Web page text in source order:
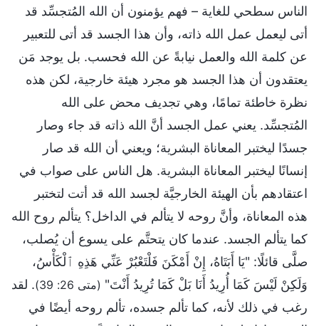
الناس سطحي للغاية – فهم يؤمنون أن الله المُتجسِّد قد
أتى ليعمل عمل الله ذاته، وأن هذا الجسد قد أتى للتعبير
عن كلمة الله والعمل نيابةً عن الله فحسب. بل يوجد مَن
يعتقدون أن هذا الجسد هو مجرد هيئة خارجية، لكن هذه
نظرة خاطئة تمامًا، وهي تجديف محض على الله
المُتجسِّد. يعني عمل الجسد أنَّ الله ذاته قد جاء وصار
جسدًا ليختبر المعاناة البشرية؛ ويعني أن الله قد صار
إنسانًا ليختبر المعاناة البشرية. هل الناس على صواب في
اعتقادهم بأن الهيئة الخارجيَّة لجسد الله قد أتت لتختبر
هذه المعاناة، وأنَّ روحه لا يتألم في الداخل؟ يتألم روح الله
كما يتألم الجسد. عندما كان يتحتَّم على يسوع أن يُصلب،
صلَّى قائلًا: "يَا أَبَتَاهُ، إِنْ أَمْكَنَ فَلْتَعْبُرْ عَنِّي هَذِهِ ٱلْكَأْسُ،
وَلَكِنْ لَيْسَ كَمَا أُرِيدُ أَنَا بَلْ كَمَا تُرِيدُ أَنْتَ" (متى 26: 39)
. لقد
رغب في ذلك لأنه، كما تألم جسده، تألم روحه أيضًا في